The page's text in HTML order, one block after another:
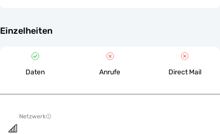
Einzelheiten
Daten Anrufe Direct Mail
Netzwerk